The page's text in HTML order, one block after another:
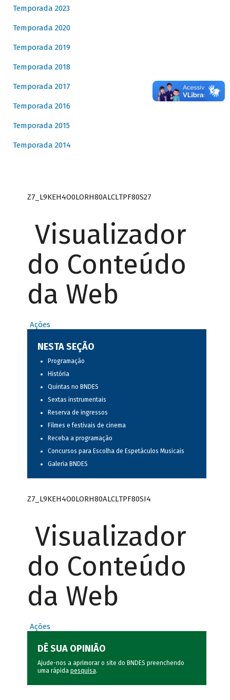
Temporada 2023
Temporada 2020
Temporada 2019
Temporada 2018
Temporada 2017
Temporada 2016
Temporada 2015
Temporada 2014
Z7_L9KEH4O0LORH80ALCLTPF80S27
Visualizador
do Conteúdo
da Web
Ações
NESTA SEÇÃO
Programação
História
Quintas no BNDES
Sextas instrumentais
Reserva de ingressos
Filmes e festivais de cinema
Receba a programação
Concursos para Escolha de Espetáculos Musicais
Galeria BNDES
Z7_L9KEH4O0LORH80ALCLTPF80SI4
Visualizador
do Conteúdo
da Web
Ações
DÊ SUA OPINIÃO
Ajude-nos a aprimorar o site do BNDES preenchendo
uma rápida pesquisa.